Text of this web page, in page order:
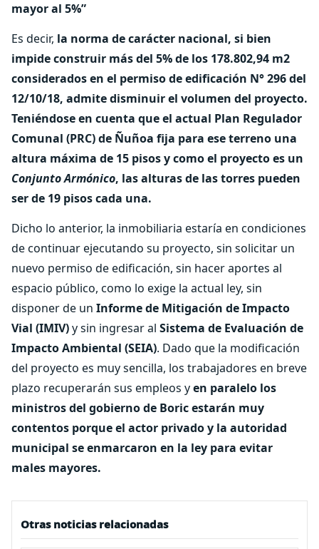
mayor al 5%”
Es decir, la norma de carácter nacional, si bien
impide construir más del 5% de los 178.802,94 m2
considerados en el permiso de edificación N° 296 del
12/10/18, admite disminuir el volumen del proyecto.
Teniéndose en cuenta que el actual Plan Regulador
Comunal (PRC) de Ñuñoa fija para ese terreno una
altura máxima de 15 pisos y como el proyecto es un
Conjunto Armónico, las alturas de las torres pueden
ser de 19 pisos cada una.
Dicho lo anterior, la inmobiliaria estaría en condiciones
de continuar ejecutando su proyecto, sin solicitar un
nuevo permiso de edificación, sin hacer aportes al
espacio público, como lo exige la actual ley, sin
disponer de un Informe de Mitigación de Impacto
Vial (IMIV)y sin ingresar al Sistema de Evaluación de
Impacto Ambiental (SEIA). Dado que la modificación
del proyecto es muy sencilla, los trabajadores en breve
plazo recuperarán sus empleos yen paralelo los
ministros del gobierno de Boric estarán muy
contentos porque el actor privado y la autoridad
municipal se enmarcaron en la ley para evitar
males mayores.
Otras noticias relacionadas